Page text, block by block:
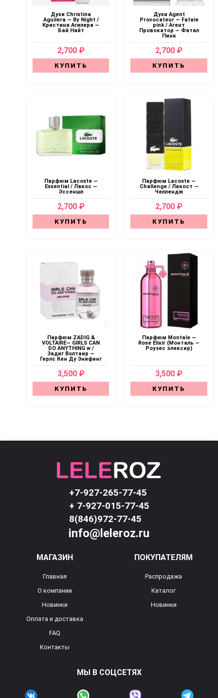
Духи Christina
Aguilera — By Night /
Кристина Агилера —
Бай Найт
2,700 ₽
КУПИТЬ
Духи Agent
Provocateur — Fatale
pink / Агент
Провокатор — Фатал
Пинк
2,700 ₽
КУПИТЬ
Парфюм Lacoste —
Essential / Лакос —
Эссеншл
2,700 ₽
КУПИТЬ
Парфюм Lacoste —
Challenge / Лакост —
Челлендж
2,700 ₽
КУПИТЬ
Парфюм ZADIG &
VOLTAIRE— GIRLS CAN
DO ANYTHING w /
Задиг Волтаир —
Герлс Кен Ду Энифинг
3,500 ₽
КУПИТЬ
Парфюм Montale —
Rose Elixir (Монталь —
Роузес элексир)
3,500 ₽
КУПИТЬ
+7-927-265-77-45
+ 7-927-015-77-45
8(846)972-77-45
info@leleroz.ru
МАГАЗИН
Главная
О компании
Новинки
Оплата и доставка
FAQ
Контакты
ПОКУПАТЕЛЯМ
Распродажа
Каталог
Новинки
МЫ В СОЦСЕТЯХ